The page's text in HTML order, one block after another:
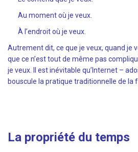
Au moment où je veux.
À l’endroit où je veux.
Autrement dit, ce que je veux, quand je
que ce n’est tout de même pas
je veux. Il est inévitable qu’Internet –
bouscule la pratique traditionnelle de la
La propriété du temps